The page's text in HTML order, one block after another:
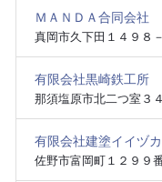
ＭＡＮＤＡ合同会社
真岡市久下田１４９８
有限会社黒崎鉄工所
那須塩原市北二つ室３
有限会社建塗イイヅカ
佐野市富岡町１２９９